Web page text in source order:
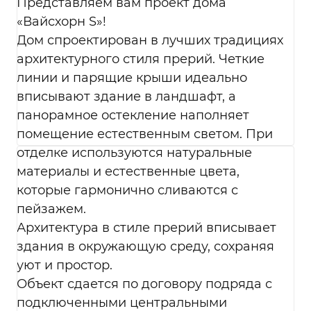
«Вайсхорн S»!
Дом спроектирован в лучших традициях
архитектурного стиля прерий. Четкие
линии и парящие крыши идеально
вписывают здание в ландшафт, а
панорамное остекление наполняет
помещение естественным светом. При
отделке используются натуральные
материалы и естественные цвета,
которые гармонично сливаются с
пейзажем.
Архитектура в стиле прерий вписывает
здания в окружающую среду, сохраняя
уют и простор.
Объект сдается по договору подряда с
подключенными центральными
персональных данных.
Перечень действий с персональными
данными, на совершение которых дается
мое согласие, общее описание
используемых Оператором способов
обработки в соответствии с п. 3 ст. 3
Федерального закона от 27.07.2006 г. № 152-
ФЗ «О персональных данных». В ходе
обработки с персональными данными
будут совершены следующие действия:
сбор; запись; систематизация; накопление;
изменение); использование;
обезличивание; удаление; уничтожение.
Согласие дается, в том числе на
возможные информационные (рекламные)
оповещения (в т. ч. осуществления
информационных рассылок, рассылок о
маркетинговых мероприятиях,
специальных предложениях и акциях